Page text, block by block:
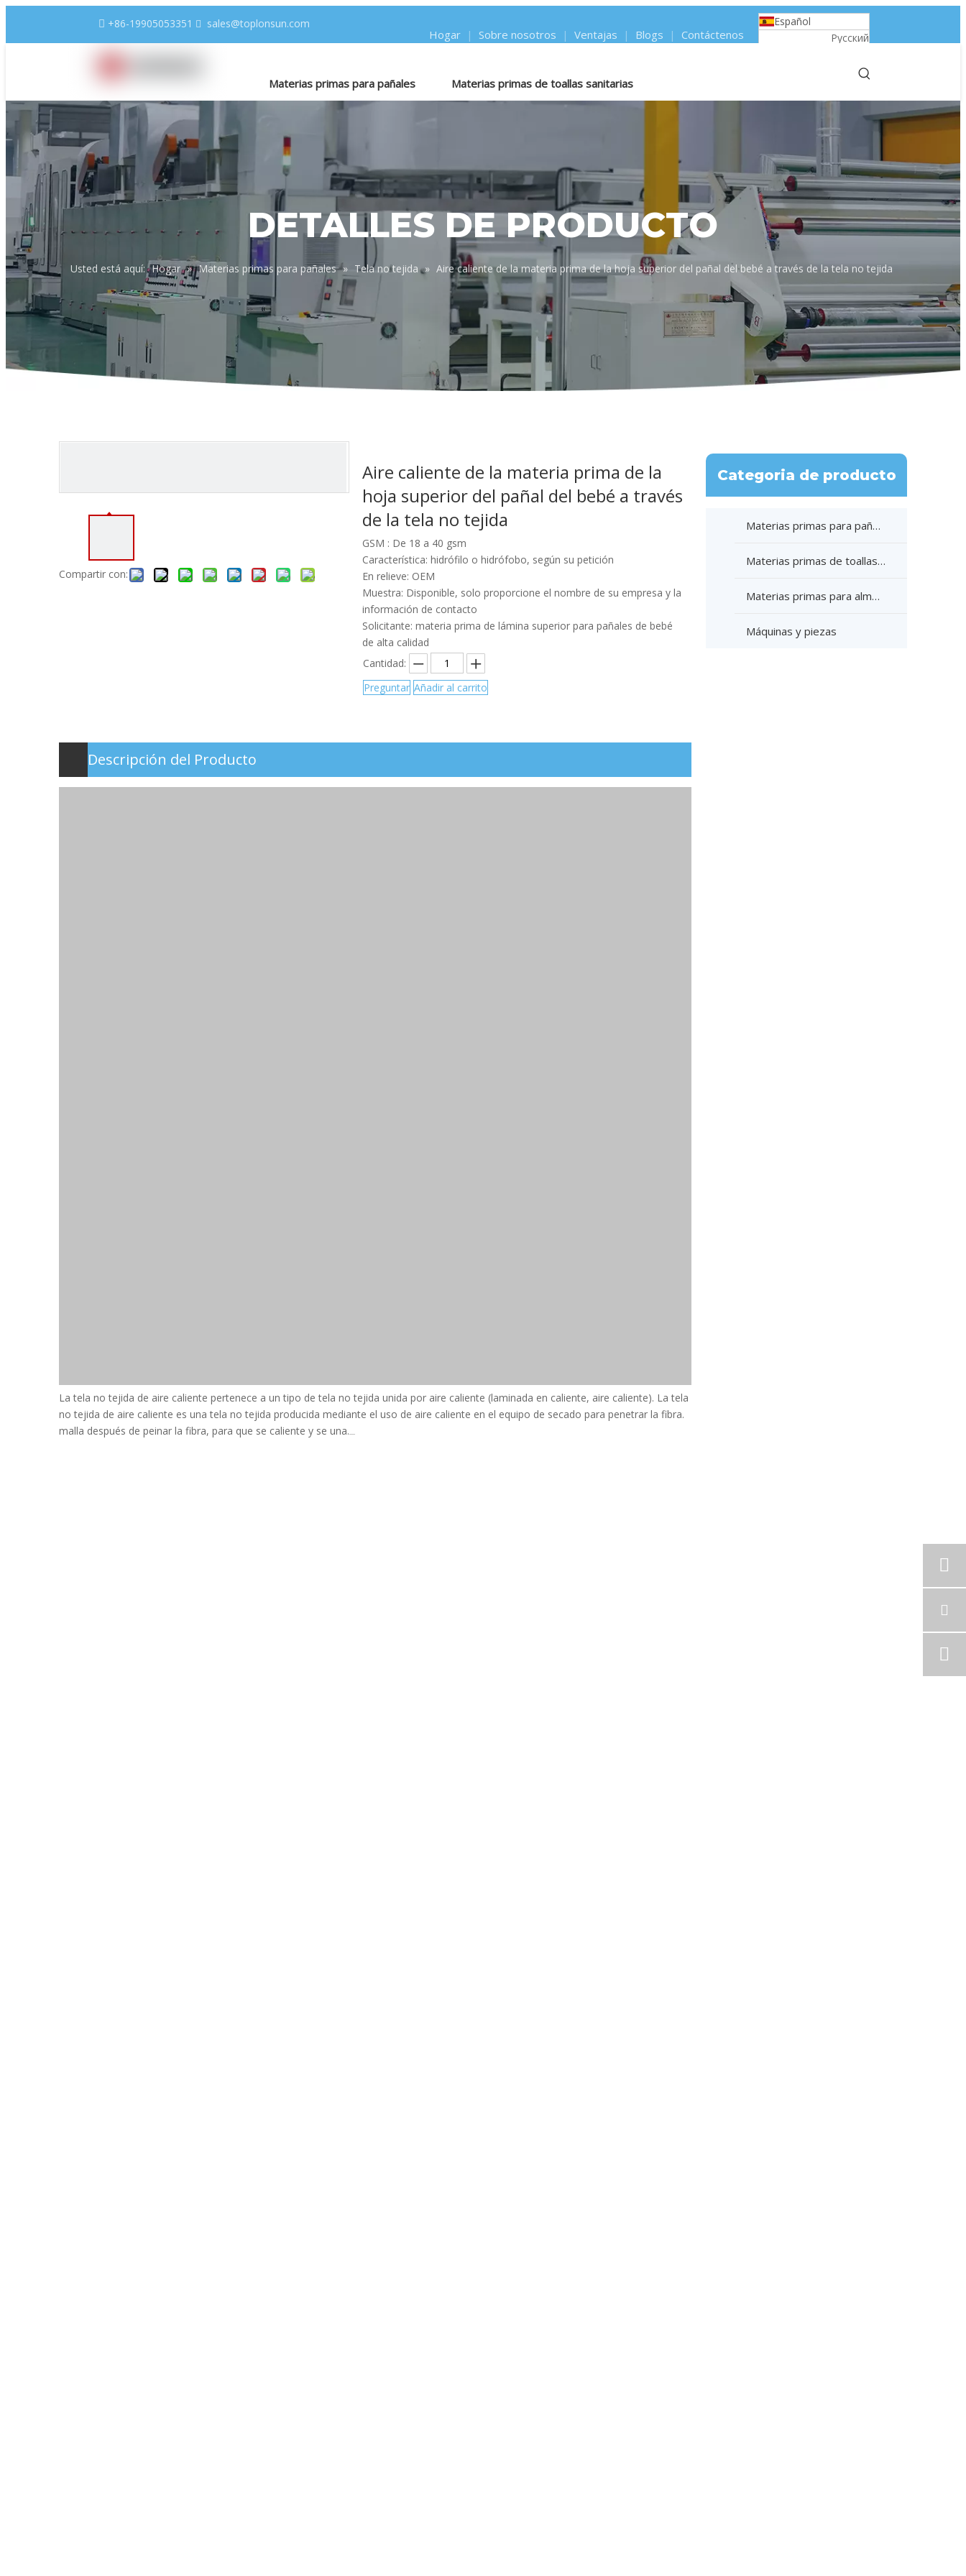
 +86-19905053351  sales@toplonsun.com
Hogar | Sobre nosotros | Ventajas | Blogs | Contáctenos
Español
Pусский
Français
English
Materias primas para pañales
Materias primas de toallas sanitarias
Materias primas para almohadillas de lactancia
DETALLES DE PRODUCTO
Usted está aquí: Hogar » Materias primas para pañales » Tela no tejida » Aire caliente de la materia prima de la hoja superior del pañal del bebé a través de la tela no tejida
Compartir con:
Aire caliente de la materia prima de la
hoja superior del pañal del bebé a través
de la tela no tejida
GSM : De 18 a 40 gsm
Característica: hidrófilo o hidrófobo, según su petición
En relieve: OEM
Muestra: Disponible, solo proporcione el nombre de su empresa y la
información de contacto
Solicitante: materia prima de lámina superior para pañales de bebé
de alta calidad
Cantidad:
Preguntar Añadir al carrito
Descripción del Producto
La tela no tejida de aire caliente pertenece a un tipo de tela no tejida unida por aire caliente (laminada en caliente, aire caliente). La tela
no tejida de aire caliente es una tela no tejida producida mediante el uso de aire caliente en el equipo de secado para penetrar la fibra.
malla después de peinar la fibra, para que se caliente y se una.
Categoria de producto
Materias primas para pañales
Materias primas de toallas sanitarias
Materias primas para almohadillas de lactancia
Máquinas y piezas